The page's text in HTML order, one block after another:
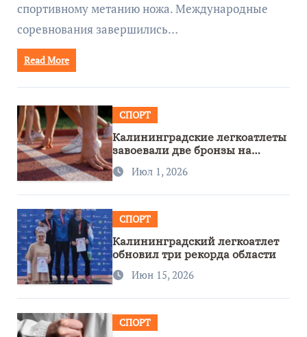
спортивному метанию ножа. Международные
соревнования завершились…
Read More
СПОРТ
Калининградские легкоатлеты
завоевали две бронзы на
первенстве России
Июл 1, 2026
СПОРТ
Калининградский легкоатлет
обновил три рекорда области
Июн 15, 2026
СПОРТ